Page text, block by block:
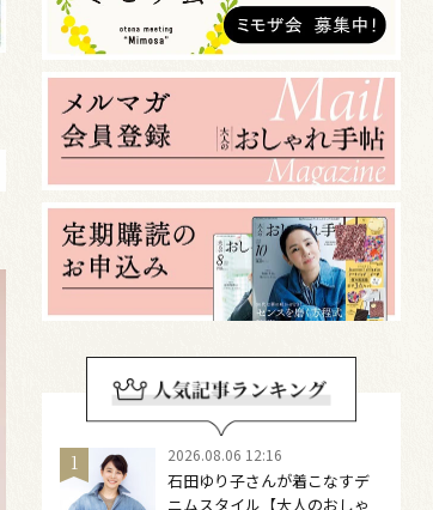
2026.08.06 12:16
石田ゆり子さんが着こなすデ
ニムスタイル【大人のおしゃ